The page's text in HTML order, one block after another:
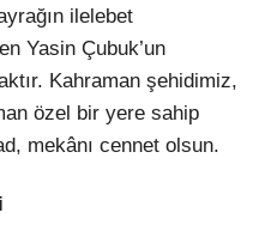
ilelebet
Yasin Çubuk’un
Kahraman şehidimiz,
özel bir yere sahip
mekânı cennet olsun.